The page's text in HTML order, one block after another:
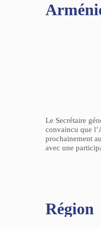
Le Secrétaire
convaincu que
prochainement
avec une
Région​